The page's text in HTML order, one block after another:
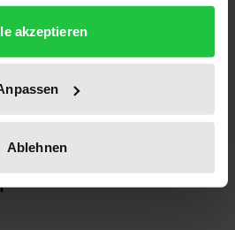
akzeptieren
Ablehnen
Untersuchung